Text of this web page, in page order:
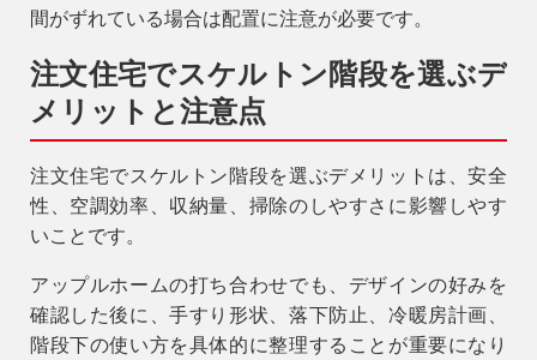
間がずれている場合は配置に注意が必要です。
注文住宅でスケルトン階段を選ぶデ
メリットと注意点
注文住宅でスケルトン階段を選ぶデメリットは、安全
性、空調効率、収納量、掃除のしやすさに影響しやす
いことです。
アップルホームの打ち合わせでも、デザインの好みを
確認した後に、手すり形状、落下防止、冷暖房計画、
階段下の使い方を具体的に整理することが重要になり